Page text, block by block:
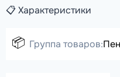
📋 Характеристики
📦 Группа товаров: